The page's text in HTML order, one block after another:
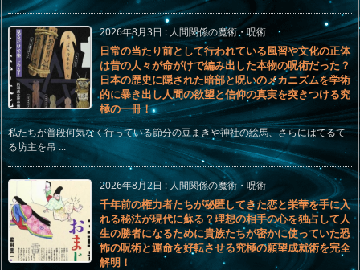
2026年8月3日 : 人間関係の魔術・呪術
日常の当たり前として行われている風習や文化の正体
は昔の人々が命がけで編み出した本物の呪術だった？
日本の歴史に隠された暗部と呪いのメカニズムを学術
的に暴き出し人間の欲望と信仰の真実を突きつける究
極の一冊！
私たちが普段何気なく行っている節分の豆まきや神社の絵馬、さらにはてるて
る坊主を吊 ...
2026年8月2日 : 人間関係の魔術・呪術
千年前の権力者たちが秘匿してきた恋と栄華を手に入
れる秘法が現代に蘇る？理想の相手の心を独占して人
生の勝者になるために貴族たちが密かに使っていた恐
怖の呪術と運命を好転させる究極の願望成就術を完全
解明！